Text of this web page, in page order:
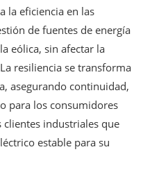
la eficiencia en las
de fuentes de energía
eólica, sin afectar la
resiliencia se transforma
asegurando continuidad,
para los consumidores
industriales que
estable para su